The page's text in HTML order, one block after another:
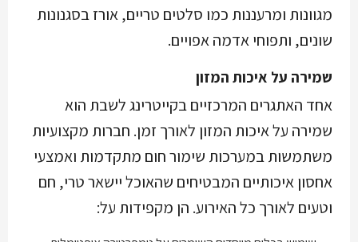
מגוונות ומרעננות כמו סלטים טריים, אורז בסגנונות
שונים, ותפוחי אדמה אפויים.
שמירה על איכות המזון
אחד האתגרים המרכזיים בקייטרינג לשבת הוא
שמירה על איכות המזון לאורך זמן. חברות מקצועיות
משתמשות במערכות שימור חום מתקדמות ואמצעי
אחסון איכותיים המבטיחים שהאוכל יישאר טרי, חם
וטעים לאורך כל האירוע. הן מקפידות על: